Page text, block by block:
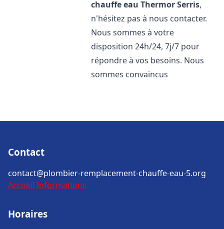
chauffe eau ThermorSerris,
n'hésitez pas à nous contacter.
Nous sommes à votre
disposition 24h/24, 7j/7 pour
répondre à vos besoins. Nous
sommes convaincus
Contact
contact@plombier-remplacement-chauffe-eau-5.org
Accueil Informations
Horaires